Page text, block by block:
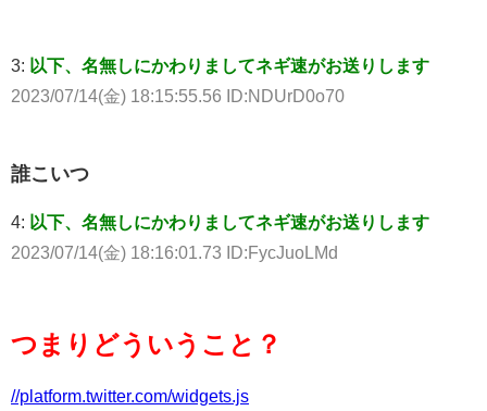
3: 以下、名無しにかわりましてネギ速がお送りします
2023/07/14(金) 18:15:55.56 ID:NDUrD0o70
誰こいつ
4: 以下、名無しにかわりましてネギ速がお送りします
2023/07/14(金) 18:16:01.73 ID:FycJuoLMd
つまりどういうこと？
//platform.twitter.com/widgets.js